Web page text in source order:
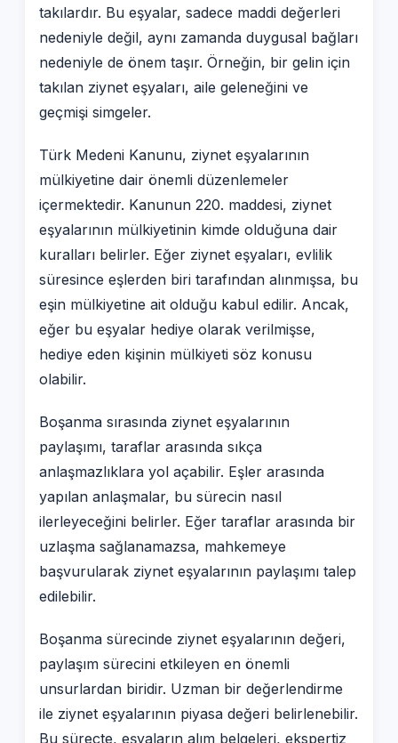
takılardır. Bu eşyalar, sadece maddi değerleri
nedeniyle değil, aynı zamanda duygusal bağları
nedeniyle de önem taşır. Örneğin, bir gelin için
takılan ziynet eşyaları, aile geleneğini ve
geçmişi simgeler.
Türk Medeni Kanunu, ziynet eşyalarının
mülkiyetine dair önemli düzenlemeler
içermektedir. Kanunun 220. maddesi, ziynet
eşyalarının mülkiyetinin kimde olduğuna dair
kuralları belirler. Eğer ziynet eşyaları, evlilik
süresince eşlerden biri tarafından alınmışsa, bu
eşin mülkiyetine ait olduğu kabul edilir. Ancak,
eğer bu eşyalar hediye olarak verilmişse,
hediye eden kişinin mülkiyeti söz konusu
olabilir.
Boşanma sırasında ziynet eşyalarının
paylaşımı, taraflar arasında sıkça
anlaşmazlıklara yol açabilir. Eşler arasında
yapılan anlaşmalar, bu sürecin nasıl
ilerleyeceğini belirler. Eğer taraflar arasında bir
uzlaşma sağlanamazsa, mahkemeye
başvurularak ziynet eşyalarının paylaşımı talep
edilebilir.
Boşanma sürecinde ziynet eşyalarının değeri,
paylaşım sürecini etkileyen en önemli
unsurlardan biridir. Uzman bir değerlendirme
ile ziynet eşyalarının piyasa değeri belirlenebilir.
Bu süreçte, eşyaların alım belgeleri, ekspertiz